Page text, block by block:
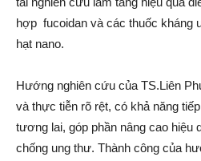
hợp fucoidan và các thuốc kháng
hạt nano.
Hướng nghiên cứu của TS.Liên
và thực tiễn rõ rệt, có khả năng
tương lai, góp phần nâng cao hiệu
chống ung thư. Thành công của